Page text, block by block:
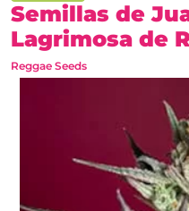
Semillas de
Lagrimosa de
Reggae Seeds